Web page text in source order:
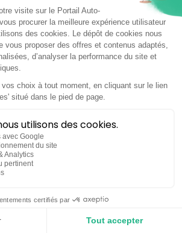
à éviter
très fréquentes et peuvent
des pénalités ou une